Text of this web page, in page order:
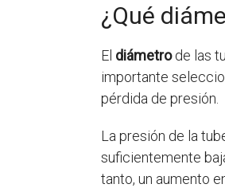
¿Qué
El diámetrode las
importante
pérdida de presión.
La presión de la
suficientemente
tanto, un aumento